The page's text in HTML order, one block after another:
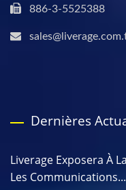
886-3-5525388
Dernières
Liverage Exposera À
Les Communications...